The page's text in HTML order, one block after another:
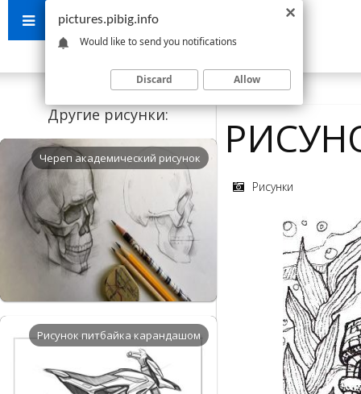
Другие рисунки:
Череп академический рисунок
Рисунок питбайка карандашом
Рисунки
pictures.pibig.info
Would like to send you notifications
Discard Allow